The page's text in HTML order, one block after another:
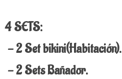
4 SETS:
- 2 Set
- 2 Sets Bañador.